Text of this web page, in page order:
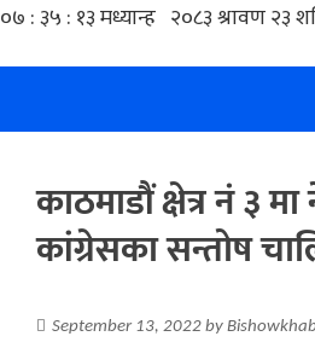
काठमाडौं क्षेत्र नं ३
कांग्रेसका सन्तोष
September 13, 2022 by